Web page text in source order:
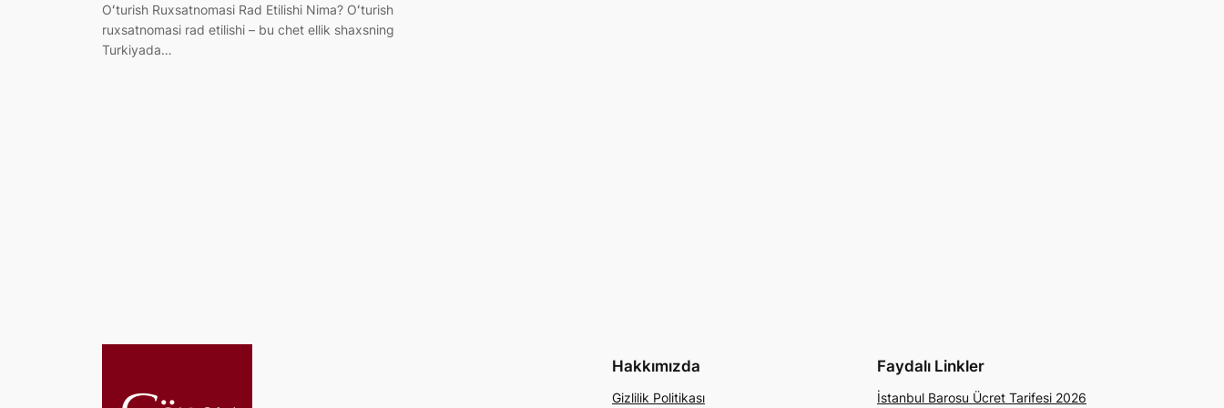
Oʻturish Ruxsatnomasi Rad Etilishi Nima? Oʻturish
ruxsatnomasi rad etilishi – bu chet ellik shaxsning
Turkiyada…
Hakkımızda
Gizlilik Politikası
Faydalı Linkler
İstanbul Barosu Ücret Tarifesi 2026